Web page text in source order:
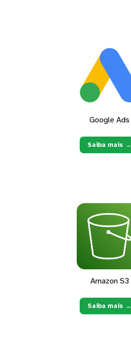
Google Ads
Saiba mais →
Amazon S3
Saiba mais →